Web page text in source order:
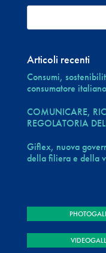
Articoli recenti
Consumi,
consumatore italiano
COMUNICARE,
REGOLATORIA
Giflex, nuova
della filiera e della